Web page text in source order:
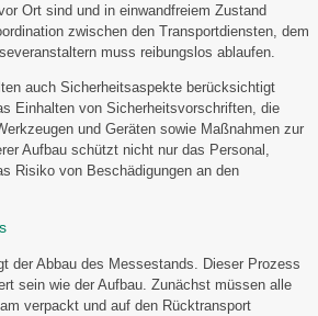
Ort sind und in einwandfreiem Zustand
zwischen den Transportdiensten, dem
muss reibungslos ablaufen.
auch Sicherheitsaspekte berücksichtigt
Einhalten von Sicherheitsvorschriften, die
und Geräten sowie Maßnahmen zur
Aufbau schützt nicht nur das Personal,
Risiko von Beschädigungen an den
der Abbau des Messestands. Dieser Prozess
sein wie der Aufbau. Zunächst müssen alle
verpackt und auf den Rücktransport